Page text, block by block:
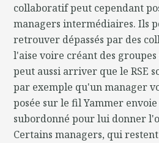
collaboratif peut cependant
managers intermédiaires. Ils
retrouver dépassés par des
l'aise voire créant des
peut aussi arriver que le RSE
par exemple qu'un manager
posée sur le fil Yammer
subordonné pour lui donner
Certains managers, qui